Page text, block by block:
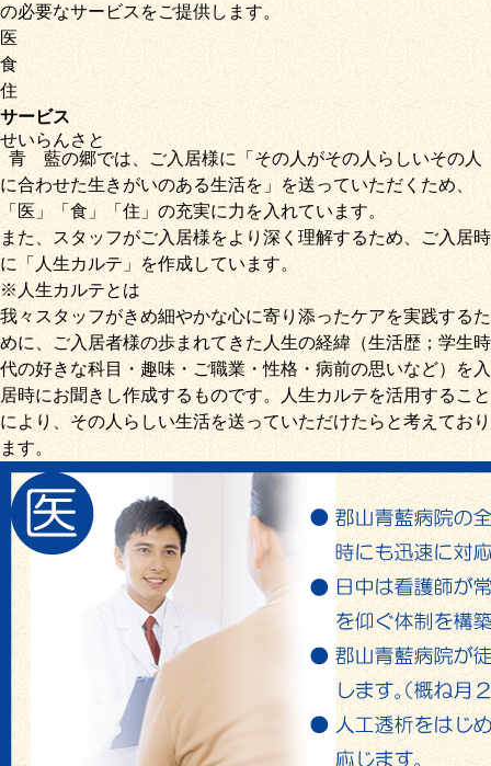
の必要なサービスをご提供します。
医
食
住
サービス
青藍
せいらん
の郷
さと
では、ご入居様に「その人がその人らしいその人
に合わせた生きがいのある生活を」を送っていただくため、
「医」 「食」「住」の充実に力を入れています。
また、スタッフがご入居様をより深く理解するため、ご入居時
に「人生カルテ」を作成しています。
※人生カルテとは
我々スタッフがきめ細やかな心に寄り添ったケアを実践するた
めに、ご入居者様の歩まれてきた人生の経緯（生活歴；学生時
代の好きな科目・趣味・ご職業・性格・病前の思いなど）を入
居時にお聞きし作成するものです。人生カルテを活用すること
により、その人らしい生活を送っていただけたらと考えており
ます。